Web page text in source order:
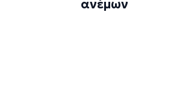
ανέμων